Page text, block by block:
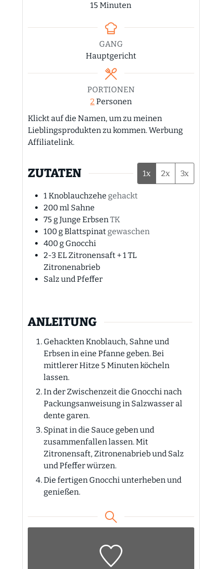
15 Minuten
Minuten
GANG
Hauptgericht
PORTIONEN
2 Personen
Klickt auf die Namen, um zu meinen
Lieblingsprodukten zu kommen. Werbung
Affiliatelink.
ZUTATEN 1x 2x 3x
1 Knoblauchzehe gehackt
200ml Sahne
75 gJunge Erbsen TK
100gBlattspinat gewaschen
400g Gnocchi
2-3 EL Zitronensaft + 1 TL
Zitronenabrieb
Salz und Pfeffer
ANLEITUNG
Gehackten Knoblauch, Sahne und
Erbsen in eine Pfanne geben. Bei
mittlerer Hitze 5 Minuten köcheln
lassen.
In der Zwischenzeit die Gnocchi nach
Packungsanweisung in Salzwasser al
dente garen.
Spinat in die Sauce geben und
zusammenfallen lassen. Mit
Zitronensaft, Zitronenabrieb und Salz
und Pfeffer würzen.
Die fertigen Gnocchi unterheben und
genießen.